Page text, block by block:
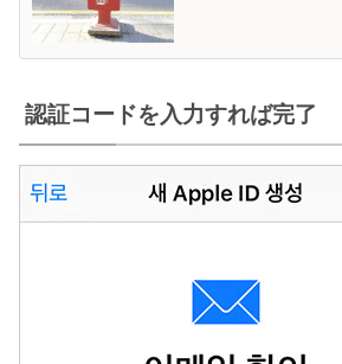
認証コードを入力すれば完了